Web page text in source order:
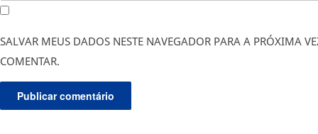
SALVAR MEUS DADOS NESTE NAVEGADOR PARA A PRÓXIMA
COMENTAR.